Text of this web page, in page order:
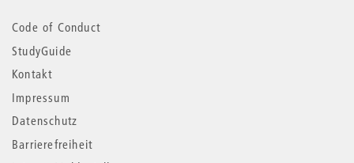
Code of Conduct
StudyGuide
Kontakt
Impressum
Datenschutz
Barrierefreiheit